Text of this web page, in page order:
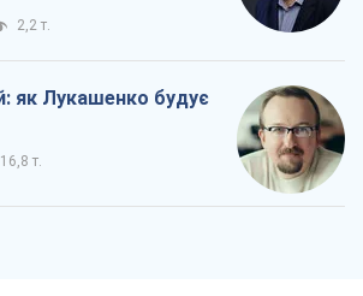
2,2 т.
як Лукашенко будує
16,8 т.